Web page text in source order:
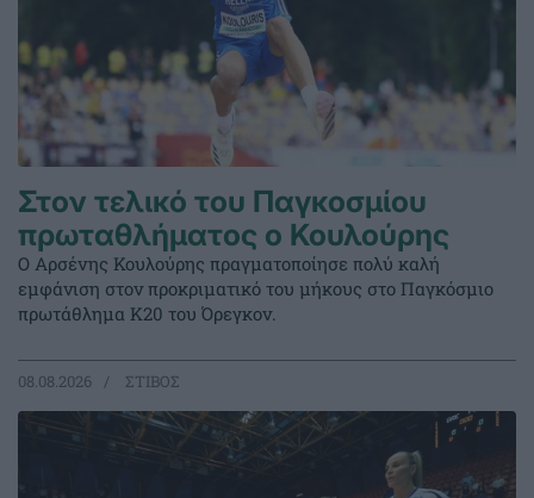
Στον τελικό του Παγκοσμίου
πρωταθλήματος ο Κουλούρης
Ο Αρσένης Κουλούρης πραγματοποίησε πολύ καλή
εμφάνιση στον προκριματικό του μήκους στο Παγκόσμιο
πρωτάθλημα Κ20 του Όρεγκον.
08.08.2026 ΣΤΙΒΟΣ